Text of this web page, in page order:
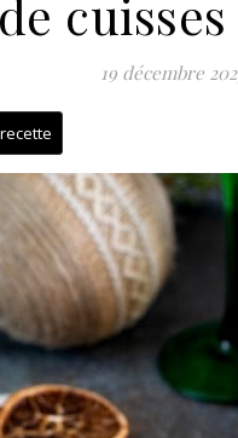
19 décembre